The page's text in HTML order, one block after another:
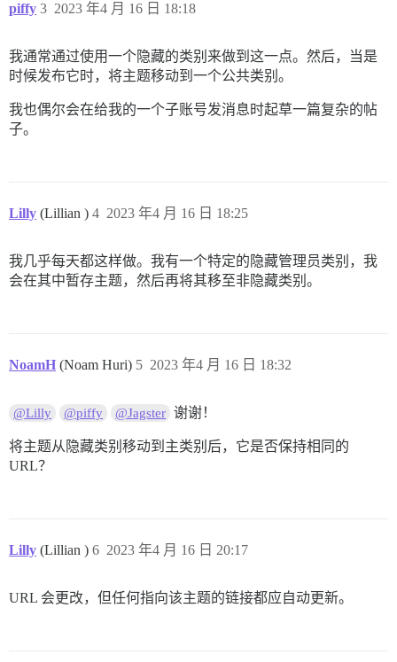
piffy 2023 年4 月 16 日 18:18
3
我通常通过使用一个隐藏的类别来做到这一点。然后，当是
时候发布它时，将主题移动到一个公共类别。
我也偶尔会在给我的一个子账号发消息时起草一篇复杂的帖
子。
Lilly (Lillian ) 2023 年4 月 16 日 18:25
4
我几乎每天都这样做。我有一个特定的隐藏管理员类别，我
会在其中暂存主题，然后再将其移至非隐藏类别。
NoamH (Noam Huri) 2023 年4 月 16 日 18:32
5
@Lilly @piffy @Jagster 谢谢！
将主题从隐藏类别移动到主类别后，它是否保持相同的
URL？
Lilly (Lillian ) 2023 年4 月 16 日 20:17
6
URL 会更改，但任何指向该主题的链接都应自动更新。